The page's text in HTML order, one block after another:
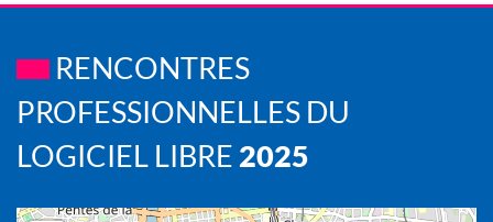
RENCONTRES
PROFESSIONNELLES DU
LOGICIEL LIBRE 2025